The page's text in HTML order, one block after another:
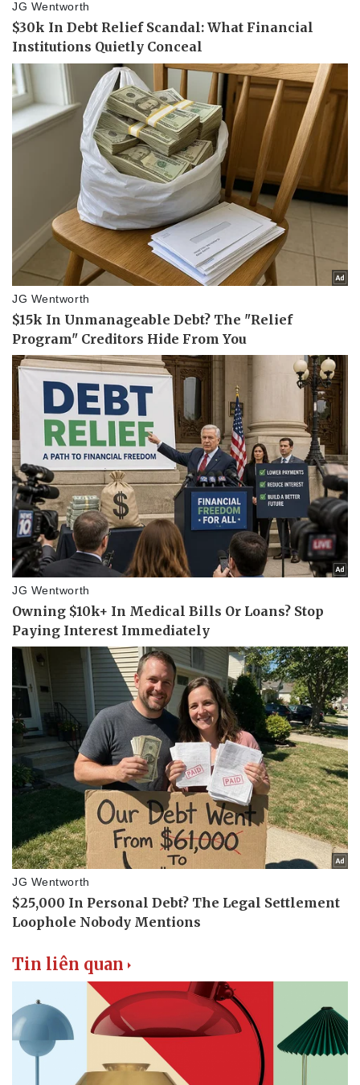
Doanh nghiệp
Thông tin doanh nghiệp
Doanh nghiệp 24h
Doanh nhân
Vì cộng đồng
Công nghệ
Sành điệu
Tin Công nghệ
Trải nghiệm
Chuyển đổi số
Tin liên quan